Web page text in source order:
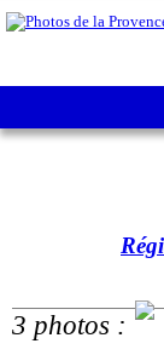
3 photos :